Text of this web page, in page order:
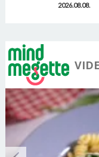
2026.08.08.